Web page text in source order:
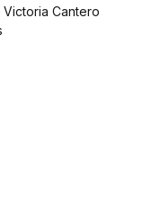
Cantero